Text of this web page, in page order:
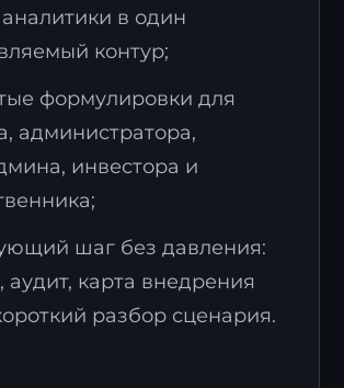
в один
контур;
формулировки для
администратора,
инвестора и
шаг без давления:
аудит, карта внедрения
разбор сценария.